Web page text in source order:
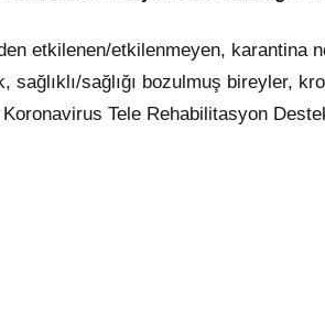
etkilenen/etkilenmeyen, karantina
sağlığı bozulmuş bireyler,
Tele Rehabilitasyon